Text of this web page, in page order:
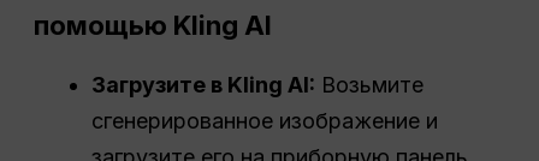
помощью Kling AI
Загрузите в Kling AI: Возьмите
сгенерированное изображение и